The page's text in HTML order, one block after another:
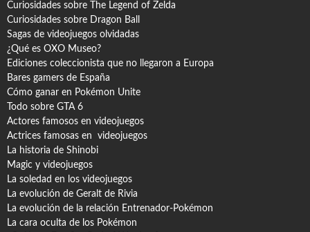
Curiosidades sobre The Legend of Zelda
Curiosidades sobre Dragon Ball
Sagas de videojuegos olvidadas
¿Qué es OXO Museo?
Ediciones coleccionista que no llegaron a Europa
Bares gamers de España
Cómo ganar en Pokémon Unite
Todo sobre GTA 6
Actores famosos en videojuegos
Actrices famosas en videojuegos
La historia de Shinobi
Magic y videojuegos
La soledad en los videojuegos
La evolución de Geralt de Rivia
La evolución de la relación Entrenador-Pokémon
La cara oculta de los Pokémon